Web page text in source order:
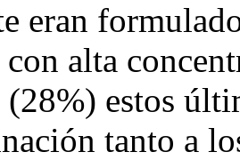
eran
alta
(28%) estos
tanto a